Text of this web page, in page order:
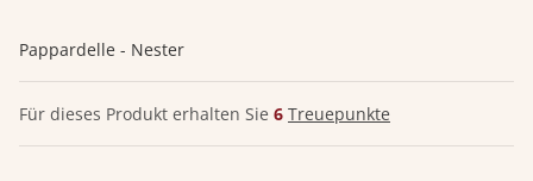
Pappardelle - Nester
Für dieses Produkt erhalten Sie 6 Treuepunkte